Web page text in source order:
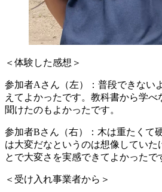
＜体験した感想＞
参加者Aさん（左）：普段できない
えてよかったです。教科書から学べ
聞けたのもよかったです。
参加者Bさん（右）：木は重たくて
は大変だなというのは想像していた
とで大変さを実感できてよかったで
＜受け入れ事業者から＞